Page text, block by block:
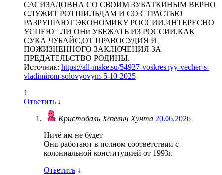
САСИЗАДОВНА СО СВОИМ ЗУБАТКИНЫМ ВЕРНО
СЛУЖИТ РОТШИЛЬДАМ И СО СТРАСТЬЮ
РАЗРУШАЮТ ЭКОНОМИКУ РОССИИ.ИНТЕРЕСНО
УСПЕЮТ ЛИ ОНи УБЕЖАТЬ ИЗ РОССИИ,КАК
СУКА ЧУБАЙС,ОТ ПРАВОСУДИЯ И
ПОЖИЗНЕННОГО ЗАКЛЮЧЕНИЯ ЗА
ПРЕДАТЕЛЬСТВО РОДИНЫ.
Источник: https://all-make.su/54927-voskresnyy-vecher-s-
vladimirom-solovyovym-5-10-2025
1
Ответить ↓
Кристобаль Хозевич Хунта 20.06.2026
Ничё им не будет
Они работают в полном соответствии с
колониальной конституцией от 1993г.
Ответить ↓